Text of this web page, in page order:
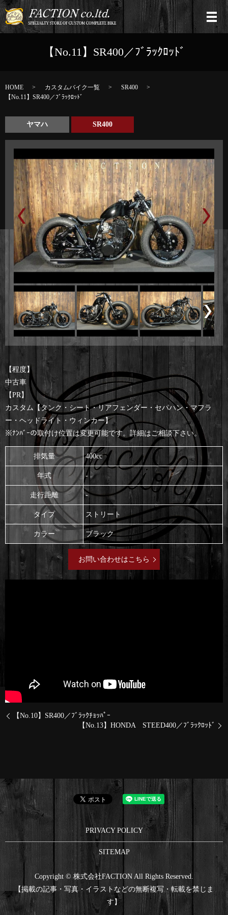
【No.11】SR400／ﾌﾞﾗｯｸﾛｯﾄﾞ
HOME カスタムバイク一覧
SR400
【No.11】SR400／ﾌﾞﾗｯｸﾛｯﾄﾞ
ヤマハ SR400
【程度】
中古車
【PR】
カスタム【タンク・シート・リアフェンダー・セパハン・マフラ
ー・ヘッドライト・ウィンカー】
※ﾅﾝﾊﾞｰの取付け位置は変更可能です。詳細はご相談下さい。
排気量 400cc
年式 -
走行距離 -
タイプ ストリート
カラー ブラック
お問い合わせはこちら
【No.10】SR400／ﾌﾞﾗｯｸﾁｮｯﾊﾟｰ
【No.13】HONDA STEED400／ﾌﾞﾗｯｸﾛｯﾄﾞ
PRIVACY POLICY
SITEMAP
Copyright © 株式会社FACTION All Rights Reserved.
【掲載の記事・写真・イラストなどの無断複写・転載を禁じま
す】